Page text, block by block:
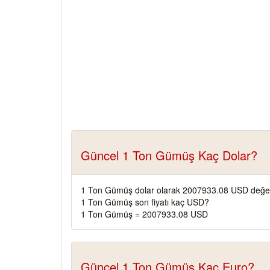
Güncel 1 Ton Gümüş Kaç Dolar?
1 Ton Gümüş dolar olarak 2007933.08 USD
1 Ton Gümüş son fiyatı kaç USD?
1 Ton Gümüş = 2007933.08 USD